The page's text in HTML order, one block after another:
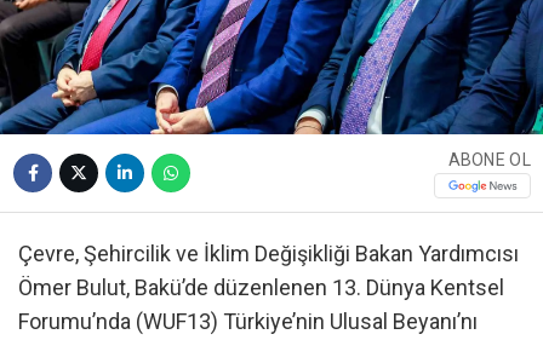
ABONE OL
Çevre, Şehircilik ve İklim Değişikliği Bakan Yardımcısı
Ömer Bulut, Bakü’de düzenlenen 13. Dünya Kentsel
Forumu’nda (WUF13) Türkiye’nin Ulusal Beyanı’nı